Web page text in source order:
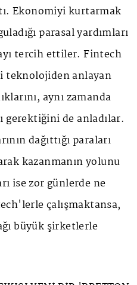
Ekonomiyi kurtarmak
parasal yardımları
tercih ettiler. Fintech
teknolojiden anlayan
aynı zamanda
de anladılar.
dağıttığı paraları
kazanmanın yolunu
ise zor günlerde ne
çalışmaktansa,
büyük şirketlerle